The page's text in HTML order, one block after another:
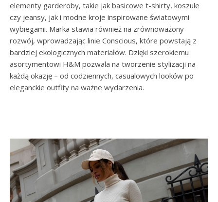
elementy garderoby, takie jak basicowe t-shirty, koszule
czy jeansy, jak i modne kroje inspirowane światowymi
wybiegami. Marka stawia również na zrównoważony
rozwój, wprowadzając linie Conscious, które powstają z
bardziej ekologicznych materiałów. Dzięki szerokiemu
asortymentowi H&M pozwala na tworzenie stylizacji na
każdą okazję – od codziennych, casualowych looków po
eleganckie outfity na ważne wydarzenia.